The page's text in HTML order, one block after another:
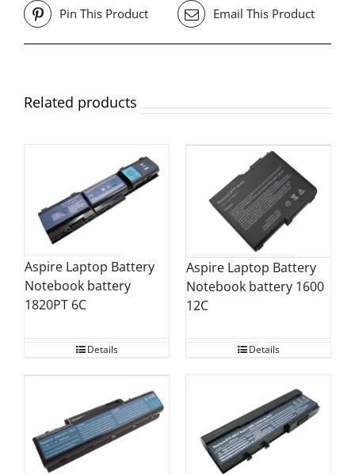
Pin This Product Email This Product
Related products
Aspire Laptop Battery
Notebook battery
1820PT 6C
Details
Aspire Laptop Battery
Notebook battery 1600
12C
Details